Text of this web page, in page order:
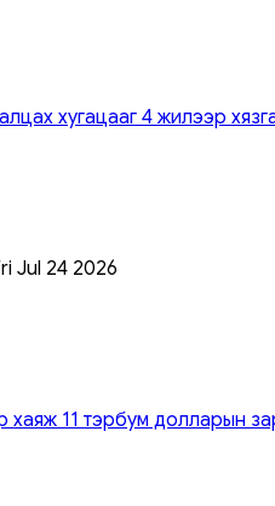
хугацааг 4 жилээр
Jul 24 2026
11 тэрбум долларын